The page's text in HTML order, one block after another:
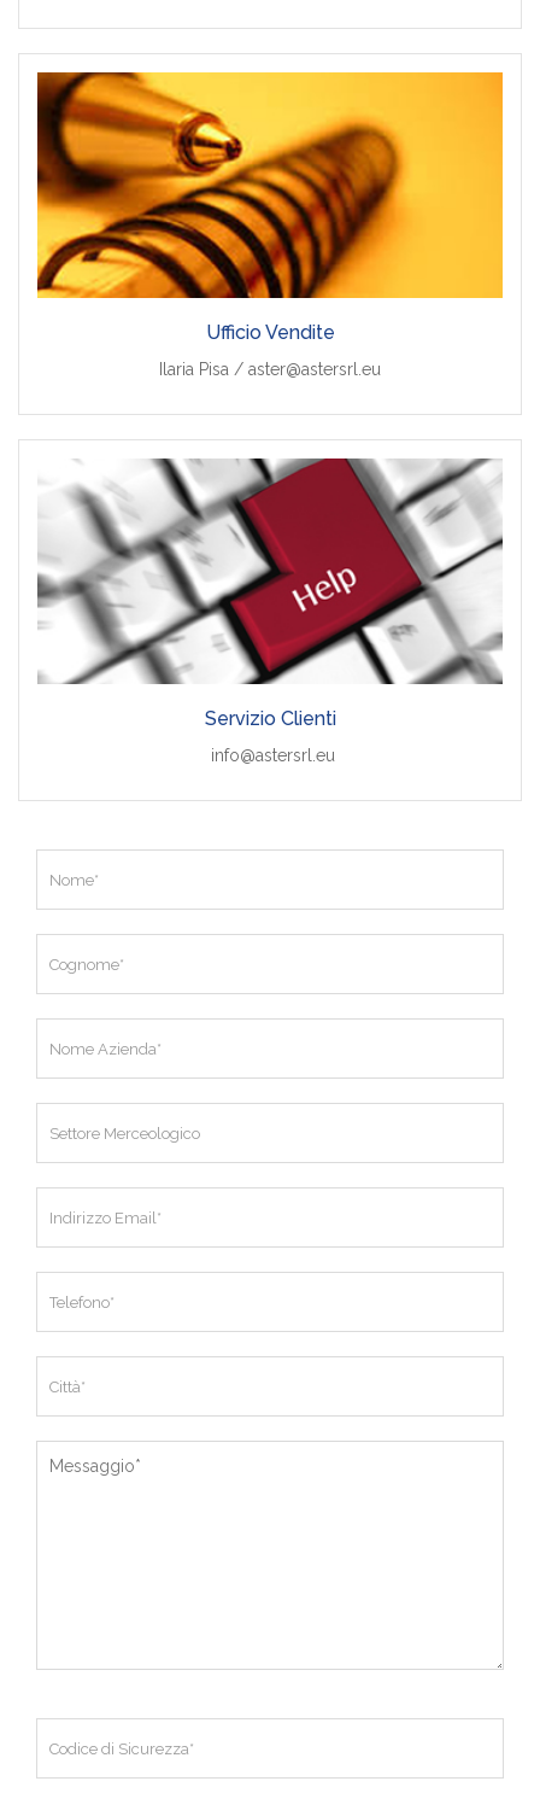
Ufficio Vendite
Ilaria Pisa / aster@astersrl.eu
Servizio Clienti
info@astersrl.eu